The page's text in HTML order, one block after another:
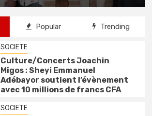
Popular Trending
SOCIETE
Culture/Concerts Joachin
Migos : Sheyi Emmanuel
Adébayor soutient l’évènement
avec 10 millions de francs CFA
SOCIETE